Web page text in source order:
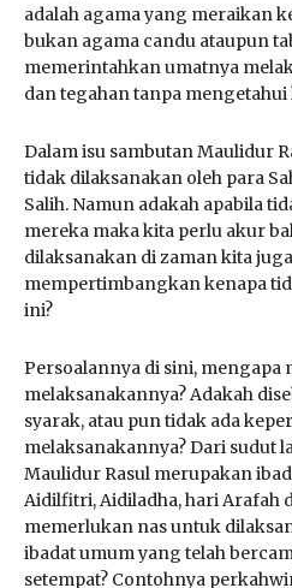
adalah agama yang meraikan
bukan agama candu ataupun
memerintahkan umatnya
dan tegahan tanpa
Dalam isu sambutan Maulidur
tidak dilaksanakan oleh para
Salih. Namun adakah apabila
mereka maka kita perlu akur
dilaksanakan di zaman kita
mempertimbangkan kenapa
ini?
Persoalannya di sini, mengapa
melaksanakannya? Adakah
syarak, atau pun tidak ada
melaksanakannya? Dari sudut
Maulidur Rasul merupakan
Aidilfitri, Aidiladha, hari Arafah
memerlukan nas untuk
ibadat umum yang telah
setempat? Contohnya